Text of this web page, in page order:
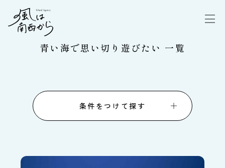
青い海で思い切り遊びたい 一覧
条件をつけて探す